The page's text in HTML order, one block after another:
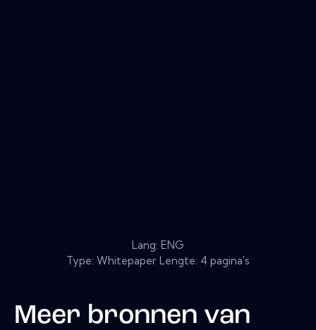
Lang: ENG
Type: Whitepaper Lengte: 4 pagina's
Meer bronnen van